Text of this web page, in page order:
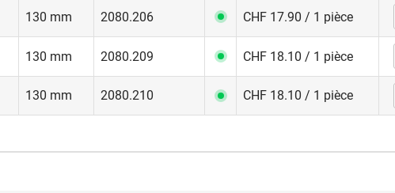
130 mm 2080.206 CHF 17.90 / 1 pièce
130 mm 2080.209 CHF 18.10 / 1 pièce
130 mm 2080.210 CHF 18.10 / 1 pièce